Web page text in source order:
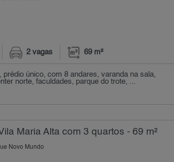
2 vagas 69 m²
único, com 8 andares, varanda na sala,
norte, faculdades, parque do trote, ...
Maria Alta com 3 quartos - 69 m²
Novo Mundo